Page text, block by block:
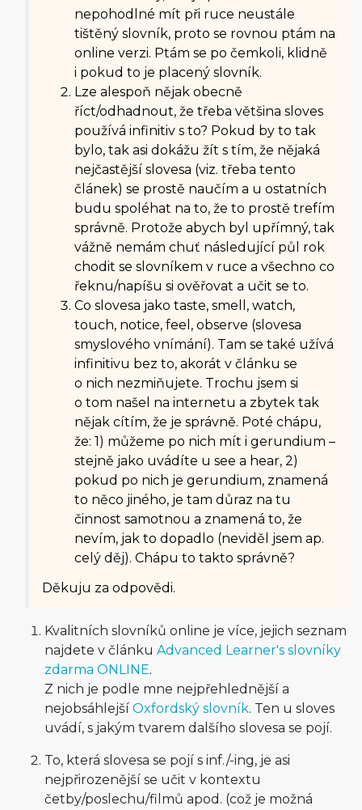
nepohodlné mít při ruce neustále
tištěný slovník, proto se rovnou ptám na
online verzi. Ptám se po čemkoli, klidně
i pokud to je placený slovník.
Lze alespoň nějak obecně
říct/odhadnout, že třeba většina sloves
používá infinitiv s to? Pokud by to tak
bylo, tak asi dokážu žít s tím, že nějaká
nejčastější slovesa (viz. třeba tento
článek) se prostě naučím a u ostatních
budu spoléhat na to, že to prostě trefím
správně. Protože abych byl upřímný, tak
vážně nemám chuť následující půl rok
chodit se slovníkem v ruce a všechno co
řeknu/napíšu si ověřovat a učit se to.
Co slovesa jako taste, smell, watch,
touch, notice, feel, observe (slovesa
smyslového vnímání). Tam se také užívá
infinitivu bez to, akorát v článku se
o nich nezmiňujete. Trochu jsem si
o tom našel na internetu a zbytek tak
nějak cítím, že je správně. Poté chápu,
že: 1) můžeme po nich mít i gerundium –
stejně jako uvádíte u see a hear, 2)
pokud po nich je gerundium, znamená
to něco jiného, je tam důraz na tu
činnost samotnou a znamená to, že
nevím, jak to dopadlo (neviděl jsem ap.
celý děj). Chápu to takto správně?
Děkuju za odpovědi.
Kvalitních slovníků online je více, jejich seznam
najdete v článku Advanced Learner's slovníky
zdarma ONLINE.
Z nich je podle mne nejpřehlednější a
nejobsáhlejší Oxfordský slovník. Ten u sloves
uvádí, s jakým tvarem dalšího slovesa se pojí.
To, která slovesa se pojí s inf./-ing, je asi
nejpřirozenější se učit v kontextu
četby/poslechu/fil­mů apod. (což je možná